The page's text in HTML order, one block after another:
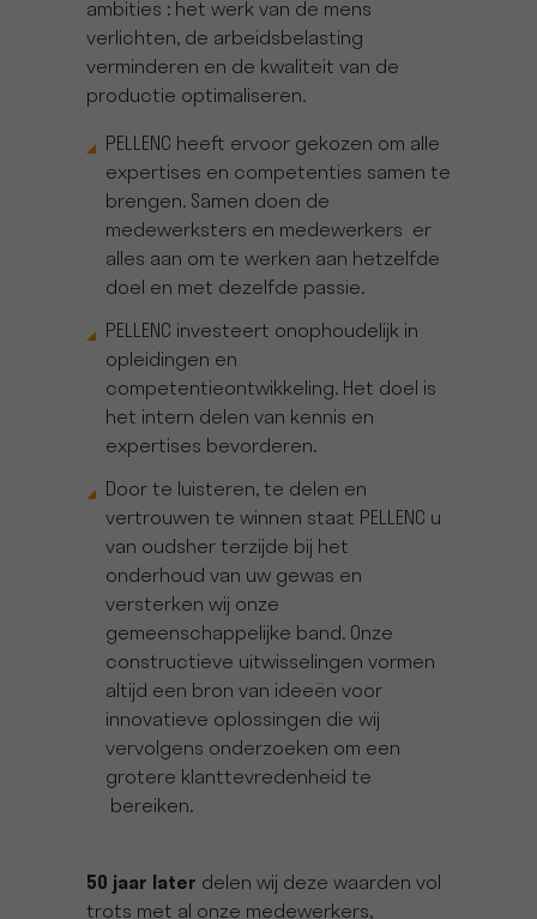
ambities : het werk van de mens
verlichten, de arbeidsbelasting
verminderen en de kwaliteit van de
productie optimaliseren.
PELLENC heeft ervoor gekozen om alle
expertises en competenties samen te
brengen. Samen doen de
medewerksters en medewerkers er
alles aan om te werken aan hetzelfde
doel en met dezelfde passie.
PELLENC investeert onophoudelijk in
opleidingen en
competentieontwikkeling. Het doel is
het intern delen van kennis en
expertises bevorderen.
Door te luisteren, te delen en
vertrouwen te winnen staat PELLENC u
van oudsher terzijde bij het
onderhoud van uw gewas en
versterken wij onze
gemeenschappelijke band. Onze
constructieve uitwisselingen vormen
altijd een bron van ideeën voor
innovatieve oplossingen die wij
vervolgens onderzoeken om een
grotere klanttevredenheid te
bereiken.
50 jaar later delen wij deze waarden vol
trots met al onze medewerkers,